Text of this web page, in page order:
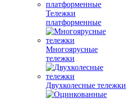
Тележки
платформенные
Многоярусные
тележки
Двухколесные тележки